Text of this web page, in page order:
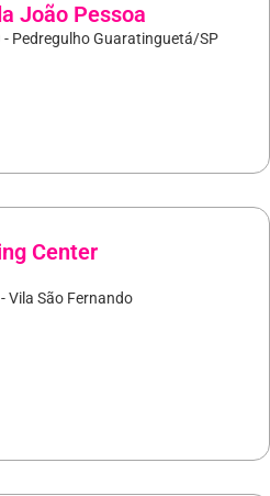
João Pessoa
Pedregulho Guaratinguetá/SP
Center
Vila São Fernando